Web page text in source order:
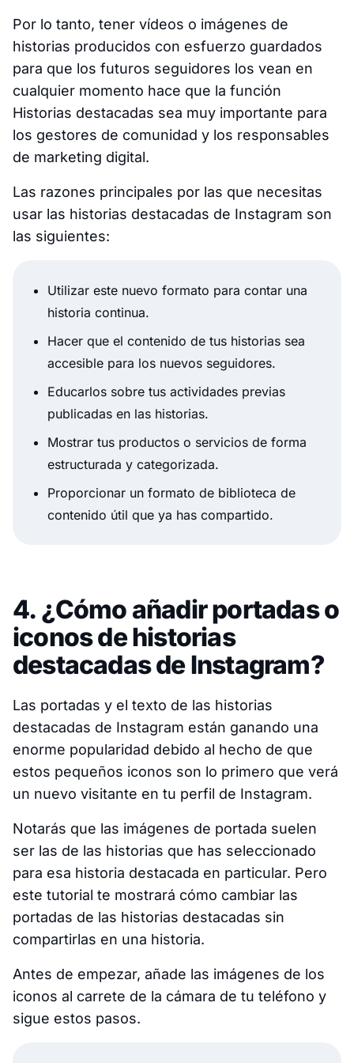
Por lo tanto, tener vídeos o imágenes de
historias producidos con esfuerzo guardados
para que los futuros seguidores los vean en
cualquier momento hace que la función
Historias destacadas sea muy importante para
los gestores de comunidad y los responsables
de marketing digital.
Las razones principales por las que necesitas
usar las historias destacadas de Instagram son
las siguientes:
Utilizar este nuevo formato para contar una
historia continua.
Hacer que el contenido de tus historias sea
accesible para los nuevos seguidores.
Educarlos sobre tus actividades previas
publicadas en las historias.
Mostrar tus productos o servicios de forma
estructurada y categorizada.
Proporcionar un formato de biblioteca de
contenido útil que ya has compartido.
4. ¿Cómo añadir portadas o
iconos de historias
destacadas de Instagram?
Las portadas y el texto de las historias
destacadas de Instagram están ganando una
enorme popularidad debido al hecho de que
estos pequeños iconos son lo primero que verá
un nuevo visitante en tu perfil de Instagram.
Notarás que las imágenes de portada suelen
ser las de las historias que has seleccionado
para esa historia destacada en particular. Pero
este tutorial te mostrará cómo cambiar las
portadas de las historias destacadas sin
compartirlas en una historia.
Antes de empezar, añade las imágenes de los
iconos al carrete de la cámara de tu teléfono y
sigue estos pasos.